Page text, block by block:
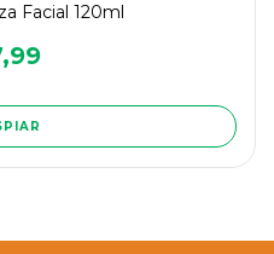
Facial 120ml